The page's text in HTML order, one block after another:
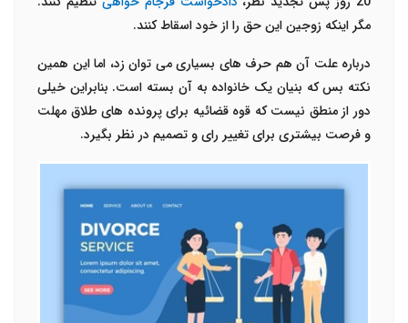
مگر اینکه زوجین این حق را از خود اسقاط کنند.
درباره علت آن هم حرف های بسیاری می توان زد، اما این همین
نکته بس که بنیان یک خانواده به آن بسته است. بنابراین خیلی
دور از منطق نیست که قوه قضائیه برای پرونده های طلاق مهلت
و فرصت بیشتری برای تغییر رای و تصمیم در نظر بگیرد.